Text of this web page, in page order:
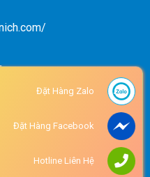
Đặt Hàng Zalo
Đặt Hàng Facebook
Hotline Liên Hệ